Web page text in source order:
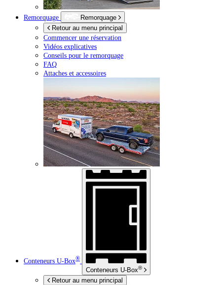
Remorquage
Remorquage
Retour au menu principal
Commencer une réservation
Vidéos explicatives
Conseils pour le remorquage
FAQ
Attaches et accessoires
Conteneurs U-Box®
Conteneurs U-Box®
Retour au menu principal